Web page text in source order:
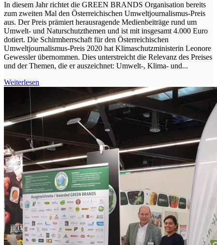
In diesem Jahr richtet die GREEN BRANDS Organisation bereits
zum zweiten Mal den Österreichischen Umweltjournalismus-Preis
aus. Der Preis prämiert herausragende Medienbeiträge rund um
Umwelt- und Naturschutzthemen und ist mit insgesamt 4.000 Euro
dotiert. Die Schirmherrschaft für den Österreichischen
Umweltjournalismus-Preis 2020 hat Klimaschutzministerin Leonore
Gewessler übernommen. Dies unterstreicht die Relevanz des Preises
und der Themen, die er auszeichnet: Umwelt-, Klima- und...
Weiterlesen